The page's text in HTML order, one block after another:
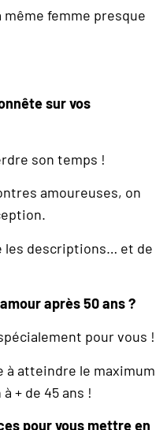
femme presque
sur vos
son temps !
amoureuses, on
les descriptions… et de
après 50 ans ?
pour vous !
à atteindre le maximum
+ de 45 ans !
pour vous mettre en